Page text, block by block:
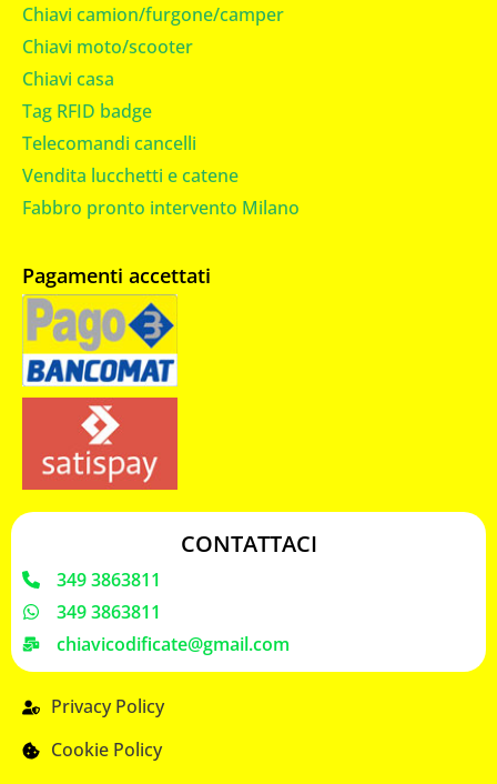
Chiavi camion/furgone/camper
Chiavi moto/scooter
Chiavi casa
Tag RFID badge
Telecomandi cancelli
Vendita lucchetti e catene
Fabbro pronto intervento Milano
Pagamenti accettati
CONTATTACI
349 3863811
349 3863811
chiavicodificate@gmail.com
Privacy Policy
Cookie Policy